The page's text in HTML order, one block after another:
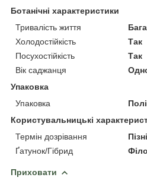
Ботанічні характеристики
Тривалість життя
Холодостійкість
Так
Посухостійкість
Так
Вік саджанця
Упаковка
Упаковка
Користувальницькі
Термін дозрівання
Ґатунок/Гібрид
Приховати